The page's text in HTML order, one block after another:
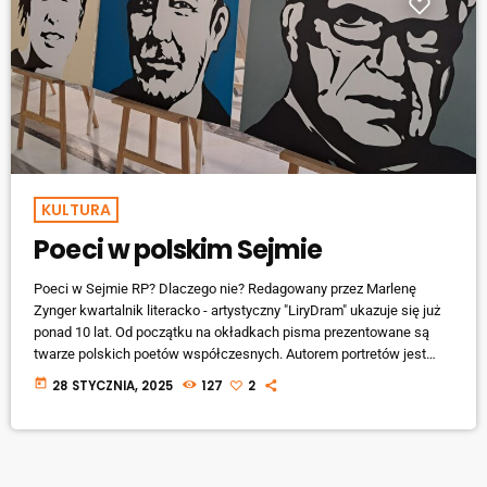
KULTURA
Poeci w polskim Sejmie
Poeci w Sejmie RP? Dlaczego nie? Redagowany przez Marlenę
Zynger kwartalnik literacko - artystyczny "LiryDram" ukazuje się już
ponad 10 lat. Od początku na okładkach pisma prezentowane są
twarze polskich poetów współczesnych. Autorem portretów jest
profesor Robert Manowski. 22 stycznia 2025 r. pani Wicemarszałek
Dorota Niedziela otworzyła w holu Sejmu wystawę zatytułowaną
today 28 STYCZNIA, 2025 127 2